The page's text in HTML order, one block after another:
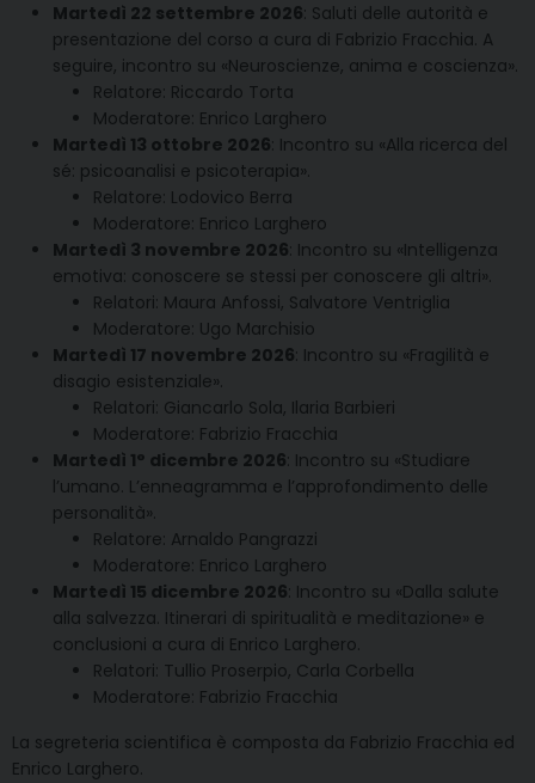
Martedì 22 settembre 2026: Saluti delle autorità e
presentazione del corso a cura di Fabrizio Fracchia. A
seguire, incontro su «Neuroscienze, anima e coscienza».
Relatore: Riccardo Torta
Moderatore: Enrico Larghero
Martedì 13 ottobre 2026: Incontro su «Alla ricerca del
sé: psicoanalisi e psicoterapia».
Relatore: Lodovico Berra
Moderatore: Enrico Larghero
Martedì 3 novembre 2026: Incontro su «Intelligenza
emotiva: conoscere se stessi per conoscere gli altri».
Relatori: Maura Anfossi, Salvatore Ventriglia
Moderatore: Ugo Marchisio
Martedì 17 novembre 2026: Incontro su «Fragilità e
disagio esistenziale».
Relatori: Giancarlo Sola, Ilaria Barbieri
Moderatore: Fabrizio Fracchia
Martedì 1° dicembre 2026: Incontro su «Studiare
l’umano. L’enneagramma e l’approfondimento delle
personalità».
Relatore: Arnaldo Pangrazzi
Moderatore: Enrico Larghero
Martedì 15 dicembre 2026: Incontro su «Dalla salute
alla salvezza. Itinerari di spiritualità e meditazione» e
conclusioni a cura di Enrico Larghero.
Relatori: Tullio Proserpio, Carla Corbella
Moderatore: Fabrizio Fracchia
La segreteria scientifica è composta da Fabrizio Fracchia ed
Enrico Larghero.